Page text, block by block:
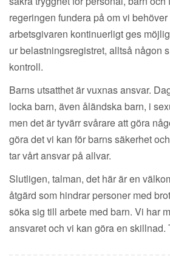
regeringen fundera på om vi
arbetsgivaren kontinuerligt ges
ur belastningsregistret, alltså någon
kontroll.
Barns utsatthet är vuxnas ansvar.
locka barn, även åländska barn, i
men det är tyvärr svårare att göra
göra det vi kan för barns säkerhet
tar vårt ansvar på allvar.
Slutligen, talman, det här är en
åtgärd som hindrar personer med
söka sig till arbete med barn. Vi har
ansvaret och vi kan göra en skillnad.